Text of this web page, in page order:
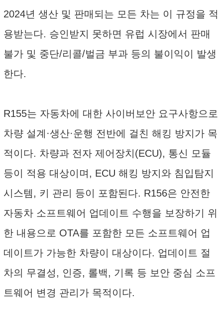
2024년 생산 및 판매되는 모든 차는 이 규정을 적
용받는다. 승인받지 못하면 유럽 시장에서 판매
불가 및 중단/리콜/벌금 부과 등의 불이익이 발생
한다.
R155는 자동차에 대한 사이버보안 요구사항으로
차량 설계·생산·운행 전반에 걸친 해킹 방지가 목
적이다. 차량과 전자 제어장치(ECU), 통신 모듈
등이 적용 대상이며, ECU 해킹 방지와 침입탐지
시스템, 키 관리 등이 포함된다. R156은 안전한
자동차 소프트웨어 업데이트 수행을 보장하기 위
한 내용으로 OTA를 포함한 모든 소프트웨어 업
데이트가 가능한 차량이 대상이다. 업데이트 절
차의 무결성, 인증, 롤백, 기록 등 보안 중심 소프
트웨어 변경 관리가 목적이다.